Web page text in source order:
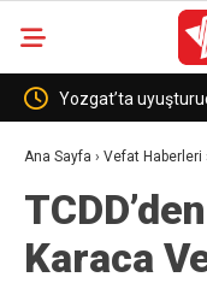
uyuşturucu
Ana Sayfa › Vefat Haberleri
Karaca